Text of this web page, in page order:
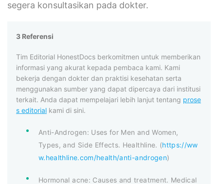
segera konsultasikan pada dokter.
3 Referensi
Tim Editorial HonestDocs berkomitmen untuk memberikan
informasi yang akurat kepada pembaca kami. Kami
bekerja dengan dokter dan praktisi kesehatan serta
menggunakan sumber yang dapat dipercaya dari institusi
terkait. Anda dapat mempelajari lebih lanjut tentang prose
s editorial kami di sini.
Anti-Androgen: Uses for Men and Women,
Types, and Side Effects. Healthline. (https://ww
w.healthline.com/health/anti-androgen)
Hormonal acne: Causes and treatment. Medical